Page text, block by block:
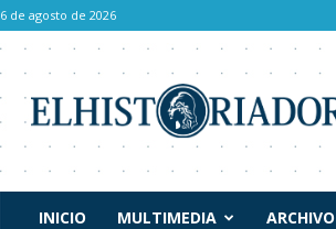
6 de agosto de 2026
Historiador
INICIO MULTIMEDIA ARCHIVO